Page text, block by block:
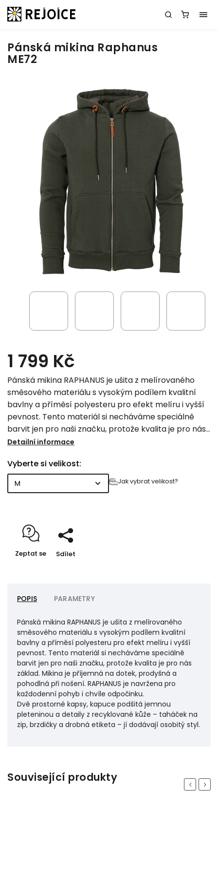
Pánská mikina Raphanus
ME72
1 799 Kč
Pánská mikina RAPHANUS je ušita z melírovaného
směsového materiálu s vysokým podílem kvalitní
bavlny a příměsí polyesteru pro efekt melíru i vyšší
pevnost. Tento materiál si necháváme speciálně
barvit jen pro naši značku, protože kvalita je pro nás
základ. Mikina je příjemná na dotek, prodyšná a
každodenní pohyb i chvíle odpočinku.
Dvě prostorné kapsy, kapuce podšitá jemnou
pleteninou a detaily z recyklované kůže – taháček na
Detailní informace
Vyberte si velikost:
Jak vybrat velikost?
Zeptat se Sdílet
POPIS PARAMETRY
Pánská mikina RAPHANUS je ušita z melírovaného
směsového materiálu s vysokým podílem kvalitní
bavlny a příměsí polyesteru pro efekt melíru i vyšší
pevnost. Tento materiál si necháváme speciálně
barvit jen pro naši značku, protože kvalita je pro nás
základ. Mikina je příjemná na dotek, prodyšná a
pohodlná při nošení. RAPHANUS je navržena pro
každodenní pohyb i chvíle odpočinku.
Dvě prostorné kapsy, kapuce podšitá jemnou
pleteninou a detaily z recyklované kůže – taháček na
zip, brzdičky a drobná etiketa – jí dodávají osobitý styl.
Související produkty Previous
Next